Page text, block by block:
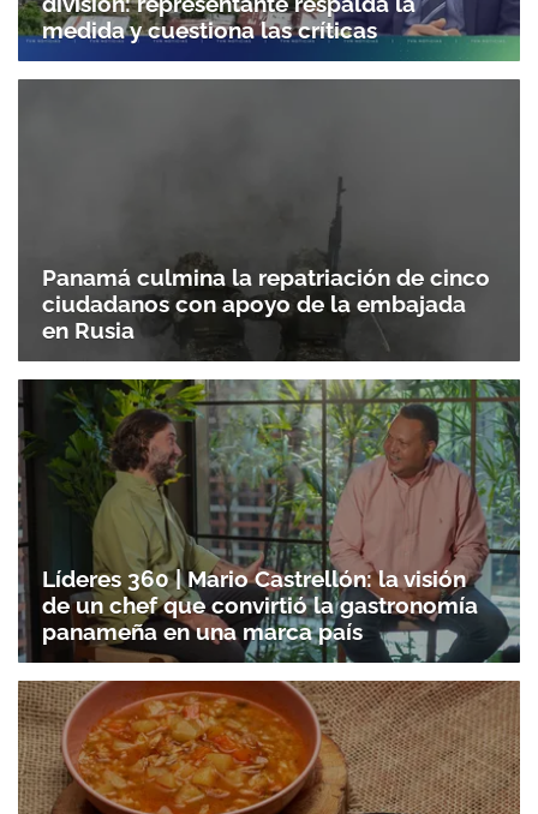
Gracias por suscribirte a nuestro boletín.
ACEPTAR
medida y cuestiona las críticas
Panamá culmina la repatriación de cinco
ciudadanos con apoyo de la embajada
en Rusia
Líderes 360 | Mario Castrellón: la visión
de un chef que convirtió la gastronomía
panameña en una marca país